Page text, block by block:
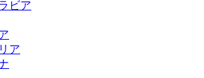
ビア
ア